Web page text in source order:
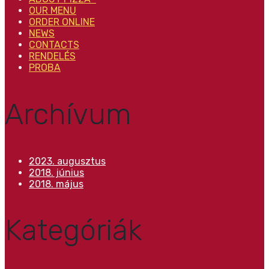
OUR MENU
ORDER ONLINE
NEWS
CONTACTS
RENDELÉS
PROBA
Archívum
2023. augusztus
2018. június
2018. május
Kategóriák